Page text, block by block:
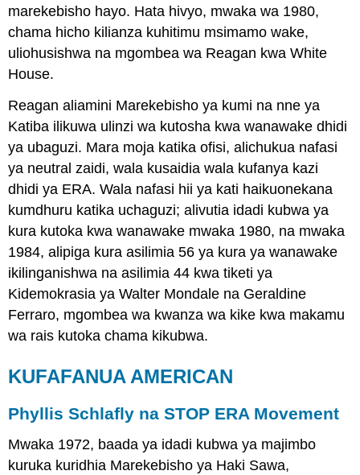
marekebisho hayo. Hata hivyo, mwaka wa 1980,
chama hicho kilianza kuhitimu msimamo wake,
uliohusishwa na mgombea wa Reagan kwa White
House.
Reagan aliamini Marekebisho ya kumi na nne ya
Katiba ilikuwa ulinzi wa kutosha kwa wanawake dhidi
ya ubaguzi. Mara moja katika ofisi, alichukua nafasi
ya neutral zaidi, wala kusaidia wala kufanya kazi
dhidi ya ERA. Wala nafasi hii ya kati haikuonekana
kumdhuru katika uchaguzi; alivutia idadi kubwa ya
kura kutoka kwa wanawake mwaka 1980, na mwaka
1984, alipiga kura asilimia 56 ya kura ya wanawake
ikilinganishwa na asilimia 44 kwa tiketi ya
Kidemokrasia ya Walter Mondale na Geraldine
Ferraro, mgombea wa kwanza wa kike kwa makamu
wa rais kutoka chama kikubwa.
KUFAFANUA AMERICAN
Phyllis Schlafly na STOP ERA Movement
Mwaka 1972, baada ya idadi kubwa ya majimbo
kuruka kuridhia Marekebisho ya Haki Sawa,